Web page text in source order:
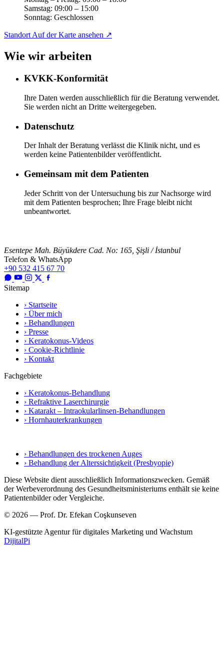
Samstag: 09:00 – 15:00
Sonntag: Geschlossen
StandortAuf der Karte ansehen ↗
Wie wir arbeiten
KVKK-Konformität
Ihre Daten werden ausschließlich für die Beratung verwendet.
Sie werden nicht an Dritte weitergegeben.
Datenschutz
Der Inhalt der Beratung verlässt die Klinik nicht, und es
werden keine Patientenbilder veröffentlicht.
Gemeinsam mit dem Patienten
Jeder Schritt von der Untersuchung bis zur Nachsorge wird
mit dem Patienten besprochen; Ihre Frage bleibt nicht
unbeantwortet.
Esentepe Mah. Büyükdere Cad. No: 165, Şişli / İstanbul
Telefon & WhatsApp
+90 532 415 67 70
Sitemap
› Startseite
› Über mich
› Behandlungen
› Presse
› Keratokonus-Videos
› Cookie-Richtlinie
› Kontakt
Fachgebiete
› Keratokonus-Behandlung
› Refraktive Laserchirurgie
› Katarakt – Intraokularlinsen-Behandlungen
› Hornhauterkrankungen
› Behandlungen des trockenen Auges
› Behandlung der Alterssichtigkeit (Presbyopie)
Diese Website dient ausschließlich Informationszwecken. Gemäß
der Werbeverordnung des Gesundheitsministeriums enthält sie keine
Patientenbilder oder Vergleiche.
© 2026 — Prof. Dr. Efekan Coşkunseven
KI-gestützte Agentur für digitales Marketing und Wachstum
DijitalPi